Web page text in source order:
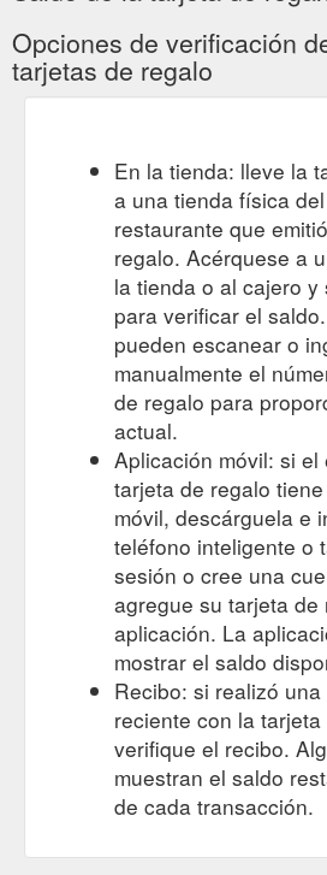
Opciones de verificación
tarjetas de regalo
En la tienda: lleve la
a una tienda física
restaurante que
regalo. Acérquese a
la tienda o al cajero y
para verificar el
pueden escanear o
manualmente el
de regalo para
actual.
Aplicación móvil: si el
tarjeta de regalo
móvil, descárguela e
teléfono inteligente o
sesión o cree una
agregue su tarjeta de
aplicación. La
mostrar el saldo
Recibo: si realizó una
reciente con la
verifique el recibo.
muestran el saldo
de cada transacción.